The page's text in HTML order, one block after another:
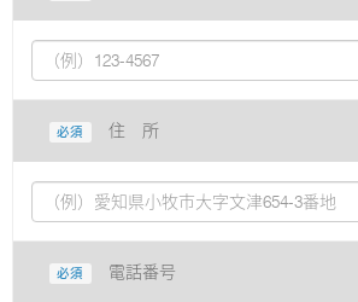
必須 住 所
必須 電話番号